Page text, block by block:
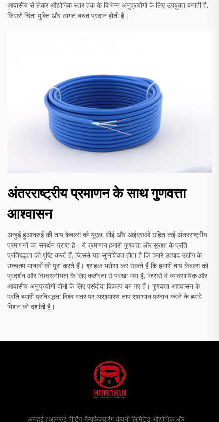
आवासीय से लेकर औद्योगिक स्तर तक के विभिन्न अनुप्रयोगों के लिए उपयुक्त बनाती है,
जिससे चिंता मुक्ति और लागत बचत प्रदान होती है।
अंतरराष्ट्रीय प्रमाणन के साथ गुणवत्ता
आश्वासन
अन्हुई हुआनरुई की ताप केबल्स को यूएल, सीई और आईएसओ सहित कई अंतरराष्ट्रीय
प्रमाणनों का समर्थन प्राप्त है। ये प्रमाणन हमारी गुणवत्ता और सुरक्षा के प्रति
प्रतिबद्धता की पुष्टि करते हैं, जिससे यह सुनिश्चित होता है कि हमारे उत्पाद उद्योग के
उच्चतम मानकों को पूरा करते हैं। ग्राहक भरोसा कर सकते हैं कि हमारी ताप केबल्स को
प्रदर्शन और विश्वसनीयता के लिए कठोरता से परखा गया है, जिससे वे व्यावसायिक और
आवासीय अनुप्रयोगों दोनों के लिए पसंदीदा विकल्प बन गए हैं। गुणवत्ता आश्वासन के
प्रति हमारी प्रतिबद्धता विश्व स्तर पर असाधारण ताप समाधान प्रदान करने के हमारे
मिशन को दर्शाती है।
अनहुई हुआनरुई हीटिंग मैन्युफैक्चरिंग कंपनी लिमिटेड औद्योगिक और